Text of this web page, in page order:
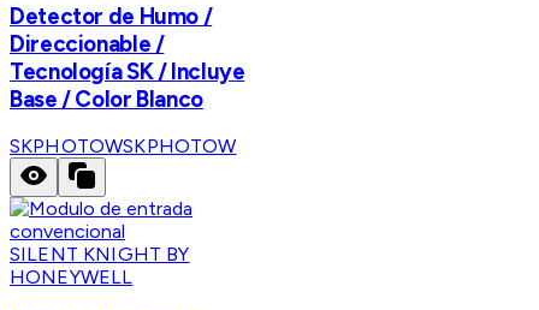
Detector de Humo /
Direccionable /
Tecnología SK / Incluye
Base / Color Blanco
SKPHOTOWSKPHOTOW
SILENT KNIGHT BY
HONEYWELL